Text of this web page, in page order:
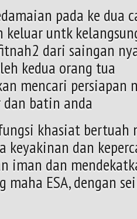
pada ke dua
keluar untk
dari saingan
kedua orang tua
mencari persiapan
batin anda
khasiat
keyakinan dan
iman dan
maha ESA, dengan